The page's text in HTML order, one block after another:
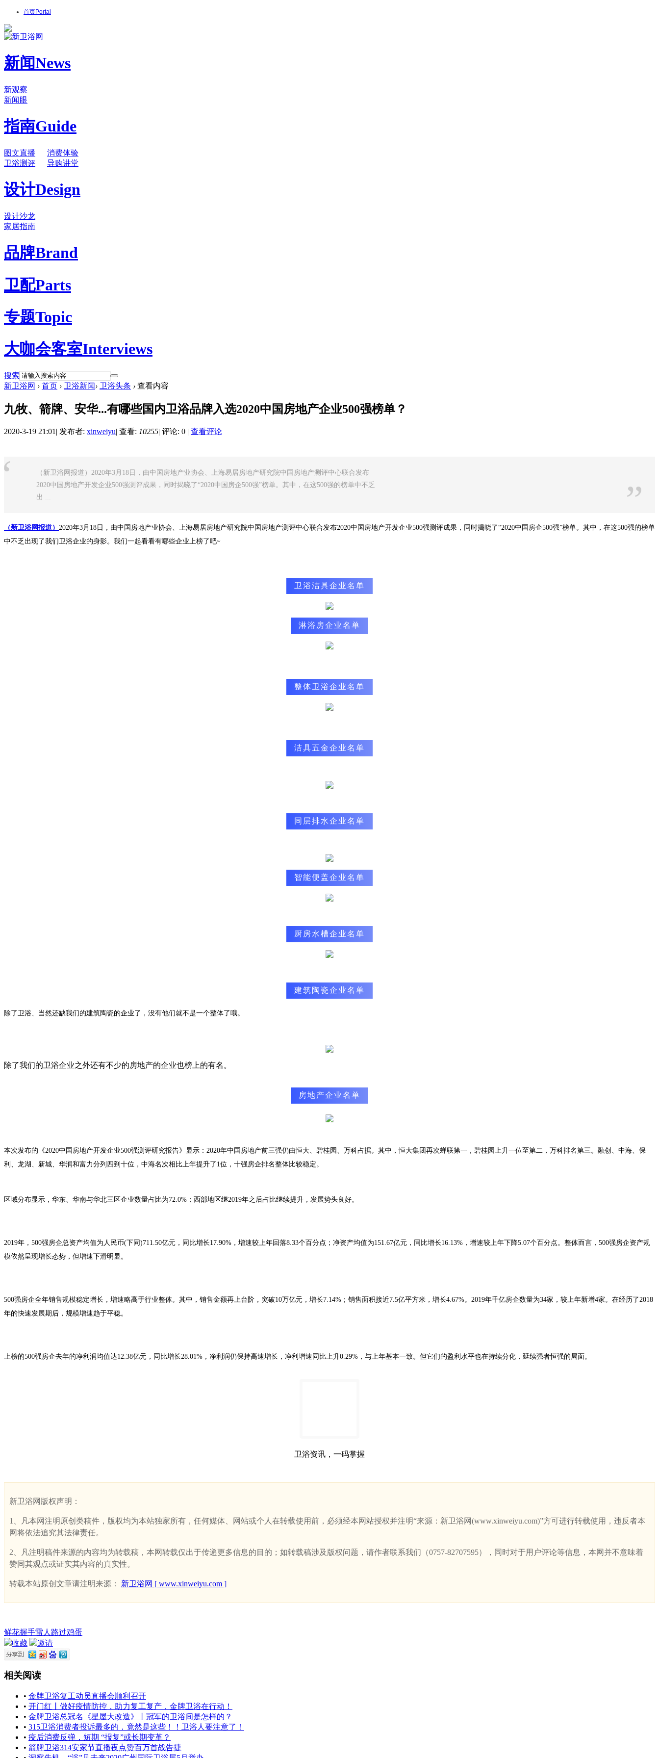
首页Portal
新闻News
新观察
新闻眼
指南Guide
图文直播
消费体验
卫浴测评
导购讲堂
设计Design
设计沙龙
家居指南
品牌Brand
卫配Parts
专题Topic
大咖会客室Interviews
搜索
新卫浴网 › 首页 › 卫浴新闻› 卫浴头条 › 查看内容
九牧、箭牌、安华...有哪些国内卫浴品牌入选2020中国房地产企业500强榜单？
2020-3-19 21:01 | 发布者: xinweiyu| 查看: 10255| 评论: 0 | 查看评论
（新卫浴网报道）2020年3月18日，由中国房地产业协会、上海易居房地产研究院中国房地产测评中心联合发布
2020中国房地产开发企业500强测评成果，同时揭晓了“2020中国房企500强”榜单。其中，在这500强的榜单中不乏
出 ...
”
（新卫浴网报道） 2020年3月18日，由中国房地产业协会、上海易居房地产研究院中国房地产测评中心联合发布2020中国房地产开发企业500强测评成果，同时揭晓了“2020中国房企500强”榜单。其中，在这500强的榜单
中不乏出现了我们卫浴企业的身影。我们一起看看有哪些企业上榜了吧~
卫浴洁具企业名单
淋浴房企业名单
整体卫浴企业名单
洁具五金企业名单
同层排水企业名单
智能便盖企业名单
厨房水槽企业名单
建筑陶瓷企业名单
除了卫浴、当然还缺我们的建筑陶瓷的企业了，没有他们就不是一个整体了哦。
除了我们的卫浴企业之外还有不少的房地产的企业也榜上的有名。
房地产企业名单
本次发布的《2020中国房地产开发企业500强测评研究报告》显示：2020年中国房地产前三强仍由恒大、碧桂园、万科占据。其中，恒大集团再次蝉联第一，碧桂园上升一位至第二，万科排名第三。融创、中海、保
利、龙湖、新城、华润和富力分列四到十位，中海名次相比上年提升了1位，十强房企排名整体比较稳定 。
区域分布显示，华东、华南与华北三区企业数量占比为72.0%；西部地区继2019年之后占比继续提升，发展势头良好。
2019年，500强房企总资产均值为人民币(下同)711.50亿元，同比增长17.90%，增速较上年回落8.33个百分点；净资产均值为151.67亿元，同比增长16.13%，增速较上年下降5.07个百分点。整体而言，500强房企资产规
模依然呈现增长态势，但增速下滑明显。
500强房企全年销售规模稳定增长，增速略高于行业整体。其中，销售金额再上台阶，突破10万亿元，增长7.14%；销售面积接近7.5亿平方米，增长4.67%。2019年千亿房企数量为34家，较上年新增4家。在经历了2018
年的快速发展期后，规模增速趋于平稳。
上榜的500强房企去年的净利润均值达12.38亿元，同比增长28.01%，净利润仍保持高速增长，净利增速同比上升0.29%，与上年基本一致。但它们的盈利水平也在持续分化，延续强者恒强的局面。
卫浴资讯，一码掌握
新卫浴网版权声明：
1、凡本网注明原创类稿件，版权均为本站独家所有，任何媒体、网站或个人在转载使用前，必须经本网站授权并注明“来源：新卫浴网(www.xinweiyu.com)”方可进行转载使用，违反者本
网将依法追究其法律责任。
2、凡注明稿件来源的内容均为转载稿，本网转载仅出于传递更多信息的目的；如转载稿涉及版权问题，请作者联系我们（0757-82707595），同时对于用户评论等信息，本网并不意味着
赞同其观点或证实其内容的真实性。
转载本站原创文章请注明来源： 新卫浴网 [ www.xinweiyu.com ]
鲜花握手雷人 路过鸡蛋
收藏
邀请
相关阅读
• 金牌卫浴复工动员直播会顺利召开
• 开门红丨做好疫情防控，助力复工复产，金牌卫浴在行动！
• 金牌卫浴总冠名《星屋大改造》丨冠军的卫浴间是怎样的？
• 315卫浴消费者投诉最多的，竟然是这些！！卫浴人要注意了！
• 疫后消费反弹，短期 “报复”或长期变革？
• 箭牌卫浴314安家节直播夜点赞百万首战告捷